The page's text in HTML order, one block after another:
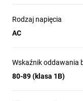
Rodzaj napięcia
AC
Wskaźnik oddawania
80-89 (klasa 1B)